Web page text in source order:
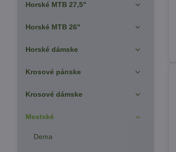
Horské MTB 27,5"
Horské MTB 26"
Horské dámske
Krosové pánske
Krosové dámske
Mestské
Dema